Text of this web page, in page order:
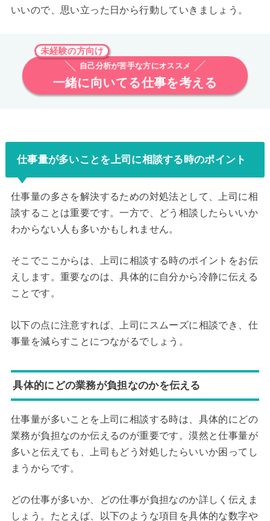
いいので、思い立った日から行動していきましょう。
未経験の方向け
自己分析が苦手な方にオススメ
一緒に向いてる仕事を考える
仕事量が多いことを上司に相談する時のポイント
仕事量の多さを解決するための対処法として、上司に相
談することは重要です。一方で、どう相談したらいいか
わからない人も多いかもしれません。
そこでここからは、上司に相談する時のポイントをお伝
えします。重要なのは、具体的に自分から冷静に伝える
ことです。
以下の点に注意すれば、上司にスムーズに相談でき、仕
事量を減らすことにつながるでしょう。
具体的にどの業務が負担なのかを伝える
仕事量が多いことを上司に相談する時は、具体的にどの
業務が負担なのか伝えるのが重要です。漠然と仕事量が
多いと伝えても、上司もどう対処したらいいか困ってし
まうからです。
どの仕事が多いか、どの仕事が負担なのか詳しく伝えま
しょう。たとえば、以下のような項目を具体的な数字や